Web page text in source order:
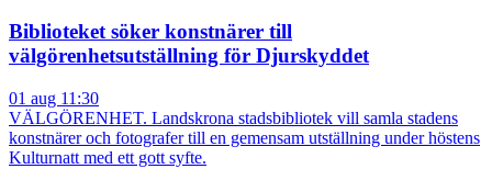
Biblioteket söker konstnärer till
välgörenhetsutställning för Djurskyddet
01 aug 11:30
VÄLGÖRENHET. Landskrona stadsbibliotek vill samla stadens
konstnärer och fotografer till en gemensam utställning under höstens
Kulturnatt med ett gott syfte.